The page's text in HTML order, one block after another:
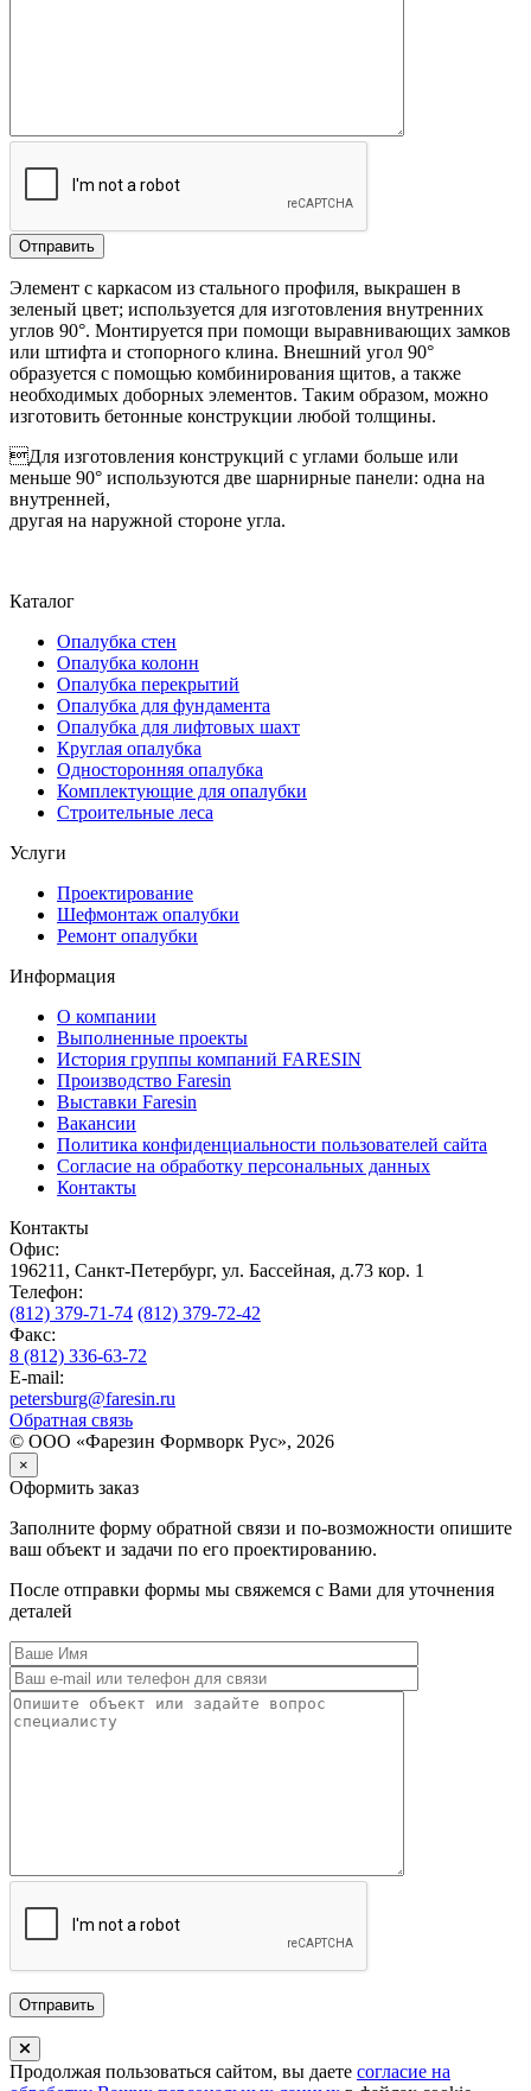
Элемент с каркасом из стального профиля, выкрашен в
зеленый цвет; используется для изготовления внутренних
углов 90°. Монтируется при помощи выравнивающих замков
или штифта и стопорного клина. Внешний угол 90°
образуется с помощью комбинирования щитов, а также
необходимых доборных элементов. Таким образом, можно
изготовить бетонные конструкции любой толщины.
Для изготовления конструкций с углами больше или
меньше 90° используются две шарнирные панели: одна на
внутренней,
другая на наружной стороне угла.
Каталог
Опалубка стен
Опалубка колонн
Опалубка перекрытий
Опалубка для фундамента
Опалубка для лифтовых шахт
Круглая опалубка
Односторонняя опалубка
Комплектующие для опалубки
Строительные леса
Услуги
Проектирование
Шефмонтаж опалубки
Ремонт опалубки
Информация
О компании
Выполненные проекты
История группы компаний FARESIN
Производство Faresin
Выставки Faresin
Вакансии
Политика конфиденциальности пользователей сайта
Согласие на обработку персональных данных
Контакты
Контакты
Офис:
196211, Санкт-Петербург, ул. Бассейная, д.73 кор. 1
Телефон:
(812) 379-71-74 (812) 379-72-42
Факс:
8 (812) 336-63-72
E-mail:
petersburg@faresin.ru
Обратная связь
© ООО «Фарезин Формворк Рус», 2026
×
Оформить заказ
Заполните форму обратной связи и по-возможности опишите
ваш объект и задачи по его проектированию.
После отправки формы мы свяжемся с Вами для уточнения
деталей
Продолжая пользоваться сайтом, вы даете согласие на